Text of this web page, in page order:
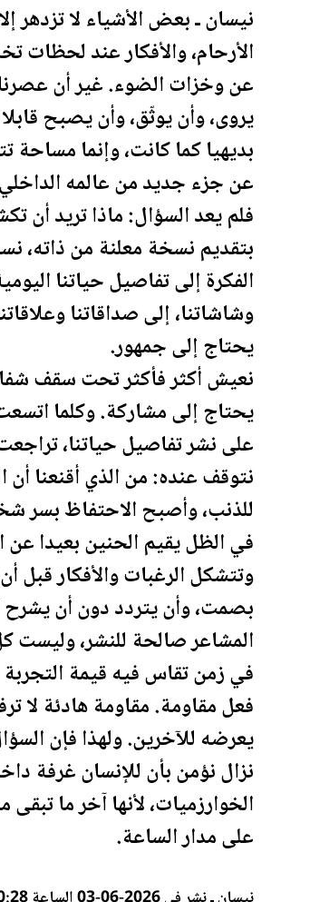
نيسان ـ بعض الأشياء لا تزدهر
الأرحام، والأفكار عند لحظات
عن وخزات الضوء. غير أن عصرنا
يروى، وأن يوثّق، وأن يصبح
بديهيا كما كانت، وإنما مساحة
عن جزء جديد من عالمه
فلم يعد السؤال: ماذا تريد أن
بتقديم نسخة معلنة من ذاته،
الفكرة إلى تفاصيل حياتنا ال
وشاشاتنا، إلى صداقاتنا
يحتاج إلى جمهور.
نعيش أكثر فأكثر تحت سقف
يحتاج إلى مشاركة. وكلما
على نشر تفاصيل حياتنا،
نتوقف عنده: من الذي أقنعنا
للذنب، وأصبح الاحتفاظ بسر
في الظل يقيم الحنين بعيدا
وتتشكل الرغبات والأفكار قبل
بصمت، وأن يتردد دون أن
المشاعر صالحة للنشر، وليست
في زمن تقاس فيه قيمة
فعل مقاومة. مقاومة هادئة لا
يعرضه للآخرين. ولهذا فإن
نزال نؤمن بأن للإنسان غرفة
الخوارزميات، لأنها آخر ما
على مدار الساعة.